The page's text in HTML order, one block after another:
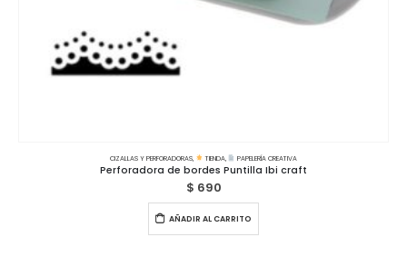
CIZALLAS Y PERFORADORAS, TIENDA, PAPELERÍA CREATIVA
Perforadora de bordes Puntilla Ibi craft
$ 690
AÑADIR AL CARRITO